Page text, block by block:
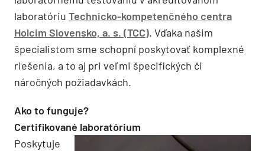
laboratóriu Technicko-kompetenčného centra
Holcim Slovensko, a. s. (TCC). Vďaka našim
špecialistom sme schopní poskytovať komplexné
riešenia, a to aj pri veľmi špecifických či
náročných požiadavkách.
Ako to funguje?
Certifikované laboratórium
Poskytuje